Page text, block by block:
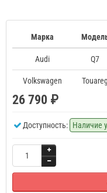
Марка
Audi Q7
Volkswagen Touareg
26 790 ₽
Доступность: Наличие